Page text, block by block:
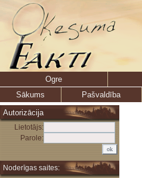
Ogre
Sākums
Pašvaldība
Autorizācija
Lietotājs:
Parole:
Noderīgas saites: